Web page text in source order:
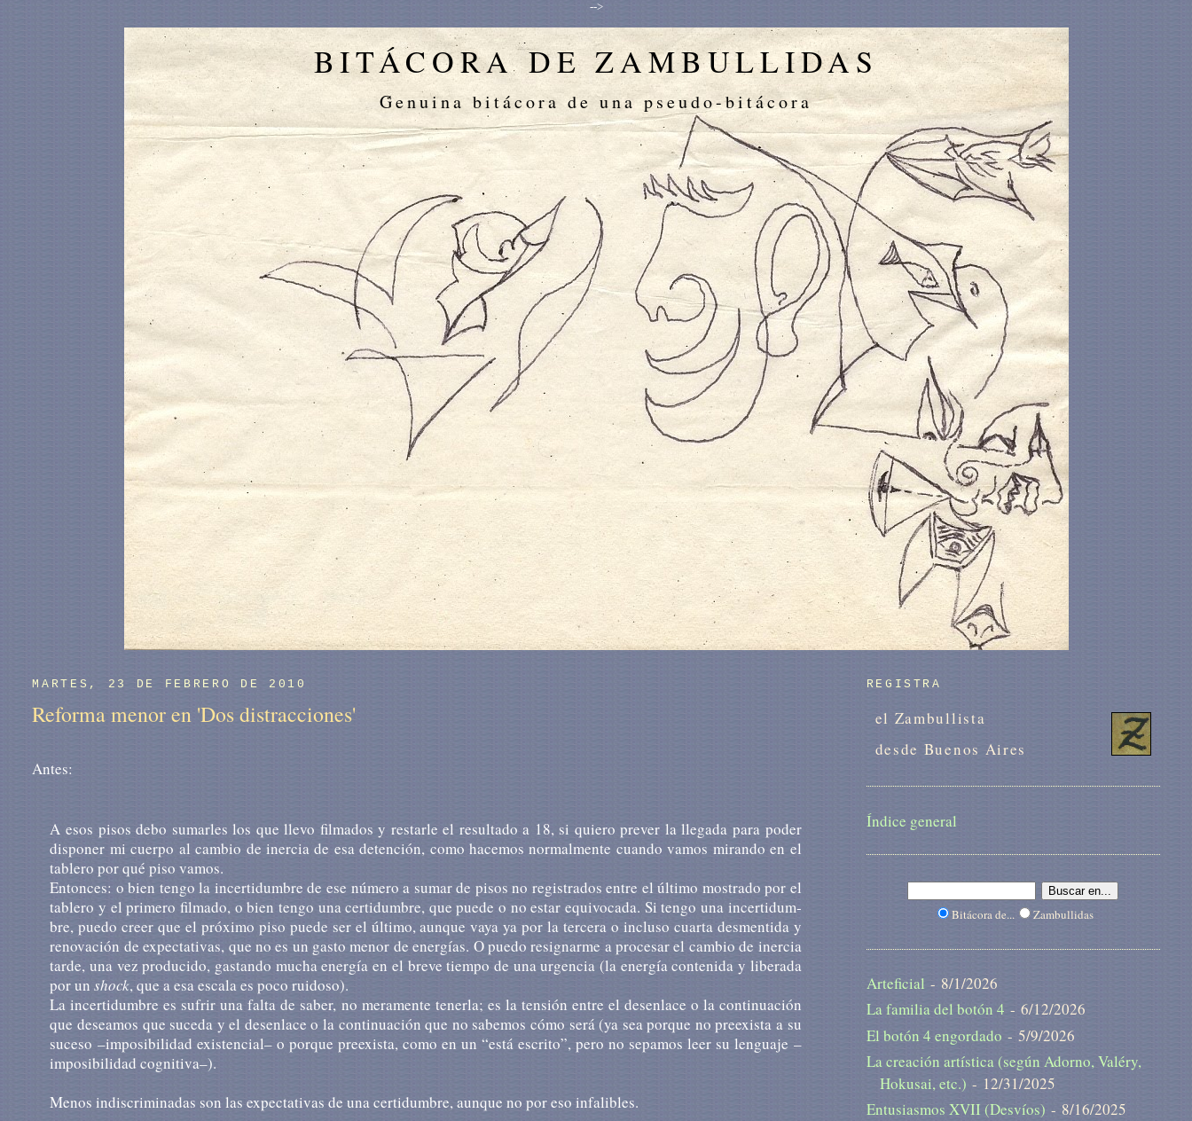
-->
BITÁCORA DE ZAMBULLIDAS
Genuina bitácora de una pseudo-bitácora
MARTES, 23 DE FEBRERO DE 2010
Reforma menor en 'Dos distracciones'
Antes:
A esos pisos debo sumar­les los que llevo filma­dos y restarle el resul­ta­do a 18, si quiero prever la llegada para poder
disponer mi cuerpo al cambio de inercia de esa deten­ción, como hacemos normal­men­te cuando vamos miran­do en el
tablero por qué piso vamos.
Entonces: o bien tengo la incerti­dum­bre de ese número a sumar de pisos no regis­tra­dos entre el último mos­tra­do por el
tablero y el primero filmado, o bien tengo una certi­dum­bre, que puede o no estar equi­vo­ca­da. Si tengo una incerti­dum­
bre, puedo creer que el próxi­mo piso puede ser el úl­timo, aunque vaya ya por la tercera o incluso cuarta des­men­ti­da y
renova­ción de expecta­ti­vas, que no es un gasto menor de energías. O puedo resig­nar­me a proce­sar el cambio de inercia
tarde, una vez produ­ci­do, gas­tan­do mucha ener­gía en el breve tiempo de una urgen­cia (la energía contenida y liberada
por unshock, que a esa escala es poco ruidoso).
La incer­ti­dum­bre es sufrir una falta de saber, no meramente tenerla; es la tensión entre el desen­la­ce o la conti­nua­ción
que desea­mos que suceda y el desenla­ce o la conti­nua­ción que no sabemos cómo será (ya sea porque no preexis­ta a su
suce­so –imposi­bi­li­dad exis­ten­cial– o porque preexis­ta, como en un “está escrito”, pero no sepa­mos leer su lengua­je –
imposi­bi­li­dad cogni­ti­va–).
Menos indiscriminadas son las expec­ta­ti­vas de una certi­dum­bre, aunque no por eso infali­bles.
REGISTRA
el Zambullista
desde Buenos Aires
Índice general
Bitácora de... Zambullidas
Arteficial - 8/1/2026
La familia del botón 4 - 6/12/2026
El botón 4 engordado - 5/9/2026
La creación artística (según Adorno, Valéry,
Hokusai, etc.) - 12/31/2025
Entusiasmos XVII (Desvíos) - 8/16/2025